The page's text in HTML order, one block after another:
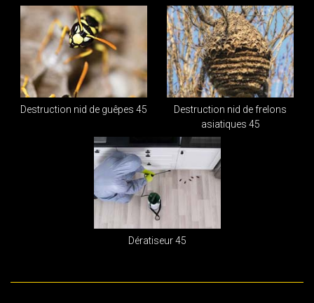
Destruction nid de guêpes 45
Destruction nid de frelons
asiatiques 45
Dératiseur 45